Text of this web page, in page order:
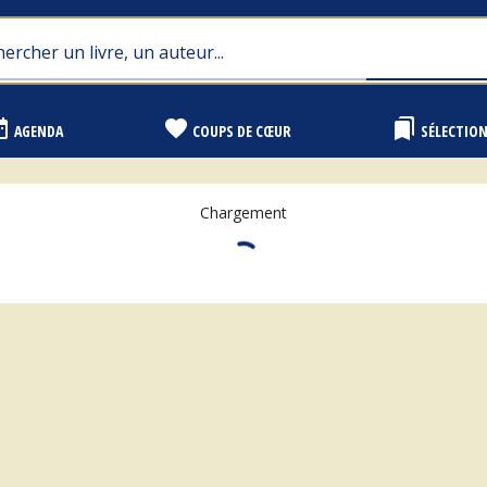
AGENDA favorite COUPS DE CŒUR bookmarks
Chargement